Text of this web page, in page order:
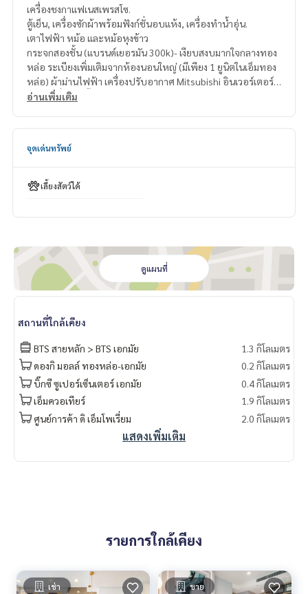
เครื่องชงกาแฟเนสเพรสโซ.
ตู้เย็น, เครื่องซักผ้าพร้อมฟังก์ชั่นอบแห้ง, เครื่องทำน้ำอุ่น.
เตาไฟฟ้า หม้อ และหม้อหุงข้าว
กระจกสองชั้น (แบรนด์เยอรมัน 300k)- เงียบสงบมากใจกลางทอง
หล่อ ระเบียงเพิ่มเติมจากห้องนอนใหญ่ (มีเพียง 1 ยูนิตในเอ็มทอง
หล่อ) ผ้าม่านไฟฟ้า เครื่องปรับอากาศ Mitsubishi อินเวอร์เตอร์ใ
หม่ 3 เครื่องติดตั้งในเดือนเมษายน 2567 Omazz King Size (1.8 x
สระว่ายน้ำระบบเกลือ
อ่านเพิ่มเติม
จุดเด่นทรัพย์
เลี้ยงสัตว์ได้
ดูแผนที่
สถานที่ใกล้เคียง
BTS สายหลัก > BTS เอกมัย
1.3 กิโลเมตร
ดองกิ มอลล์ ทองหล่อ-เอกมัย
0.2 กิโลเมตร
บิ๊กซี ซูเปอร์เซ็นเตอร์ เอกมัย
0.4 กิโลเมตร
เอ็มควอเทียร์
1.9 กิโลเมตร
ศูนย์การค้า ดิ เอ็มโพเรี่ยม
2.0 กิโลเมตร
แสดงเพิ่มเติม
รายการใกล้เคียง
เช่า ขาย